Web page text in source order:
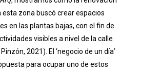
esta zona buscó crear espacios
en las plantas bajas, con el fin de
visibles a nivel de la calle
2021). El ‘negocio de un día’
para ocupar uno de estos